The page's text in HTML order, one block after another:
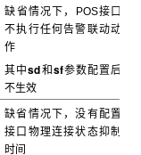
缺省情况下，POS接口
不执行任何告警联动动
作
其中sd和 sf参数配置后
不生效
缺省情况下，没有配置
接口物理连接状态抑制
时间